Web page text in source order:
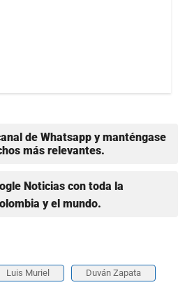
de Whatsapp y manténgase
más relevantes.
Noticias con toda la
y el mundo.
Luis Muriel Duván Zapata